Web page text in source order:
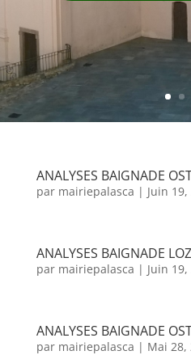
ANALYSES BAIGNADE
par mairiepalasca | Juin
ANALYSES BAIGNADE
par mairiepalasca | Juin
ANALYSES BAIGNADE
par mairiepalasca | Mai 28,